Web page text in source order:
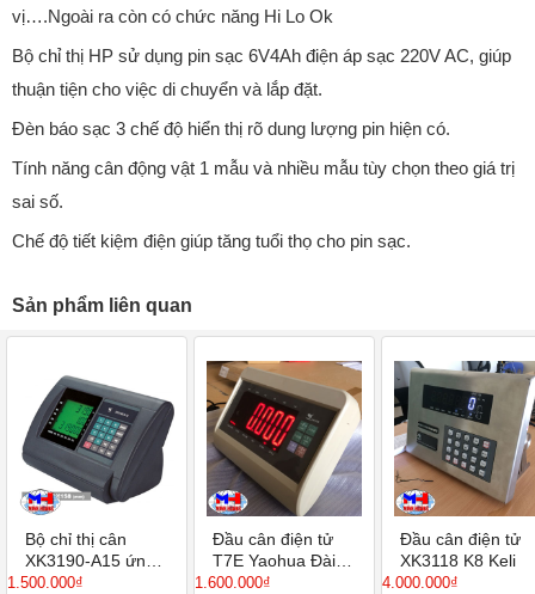
vị….Ngoài ra còn có chức năng Hi Lo Ok
Bộ chỉ thị HP sử dụng pin sạc 6V4Ah điện áp sạc 220V AC, giúp
thuận tiện cho việc di chuyển và lắp đặt.
Đèn báo sạc 3 chế độ hiển thị rõ dung lượng pin hiện có.
Tính năng cân động vật 1 mẫu và nhiều mẫu tùy chọn theo giá trị
sai số.
Chế độ tiết kiệm điện giúp tăng tuổi thọ cho pin sạc.
Sản phẩm liên quan
Bộ chỉ thị cân
XK3190-A15 ứng
dụng đếm tính giá
1.500.000₫
Đầu cân điện tử
T7E Yaohua Đài
Loan
1.600.000₫
Đầu cân điện tử
XK3118 K8 Keli
4.000.000₫